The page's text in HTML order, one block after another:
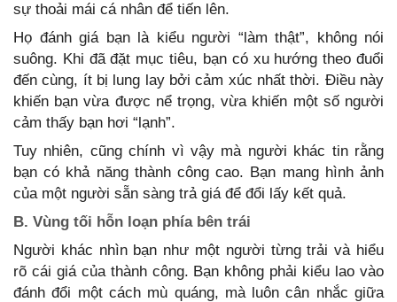
sự thoải mái cá nhân để tiến lên.
Họ đánh giá bạn là kiểu người “làm thật”, không nói
suông. Khi đã đặt mục tiêu, bạn có xu hướng theo đuổi
đến cùng, ít bị lung lay bởi cảm xúc nhất thời. Điều này
khiến bạn vừa được nể trọng, vừa khiến một số người
cảm thấy bạn hơi “lạnh”.
Tuy nhiên, cũng chính vì vậy mà người khác tin rằng
bạn có khả năng thành công cao. Bạn mang hình ảnh
của một người sẵn sàng trả giá để đổi lấy kết quả.
B. Vùng tối hỗn loạn phía bên trái
Người khác nhìn bạn như một người từng trải và hiểu
rõ cái giá của thành công. Bạn không phải kiểu lao vào
đánh đổi một cách mù quáng, mà luôn cân nhắc giữa